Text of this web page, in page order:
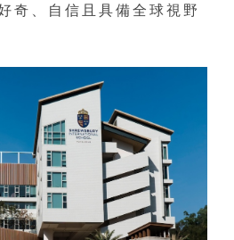
奇、自信且具備全球視野